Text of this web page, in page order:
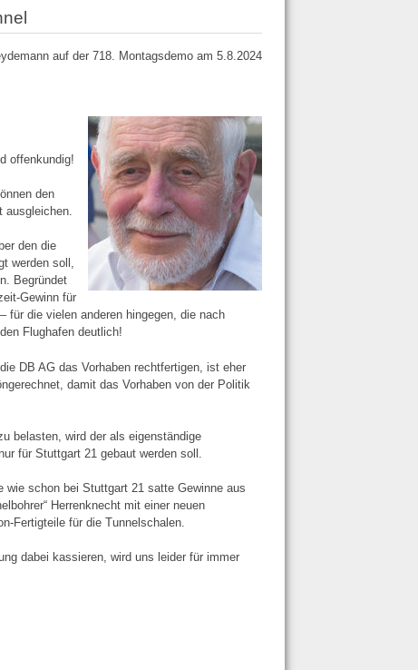
auf der 718. Montagsdemo am 5.8.2024
offenkundig!
den
ausgleichen.
den die
werden soll,
Begründet
Gewinn für
für die vielen anderen hingegen, die nach
Flughafen deutlich!
DB AG das Vorhaben rechtfertigen, ist eher
damit das Vorhaben von der Politik
belasten, wird der als eigenständige
für Stuttgart 21 gebaut werden soll.
wie schon bei Stuttgart 21 satte Gewinne aus
Herrenknecht mit einer neuen
Fertigteile für die Tunnelschalen.
dabei kassieren, wird uns leider für immer